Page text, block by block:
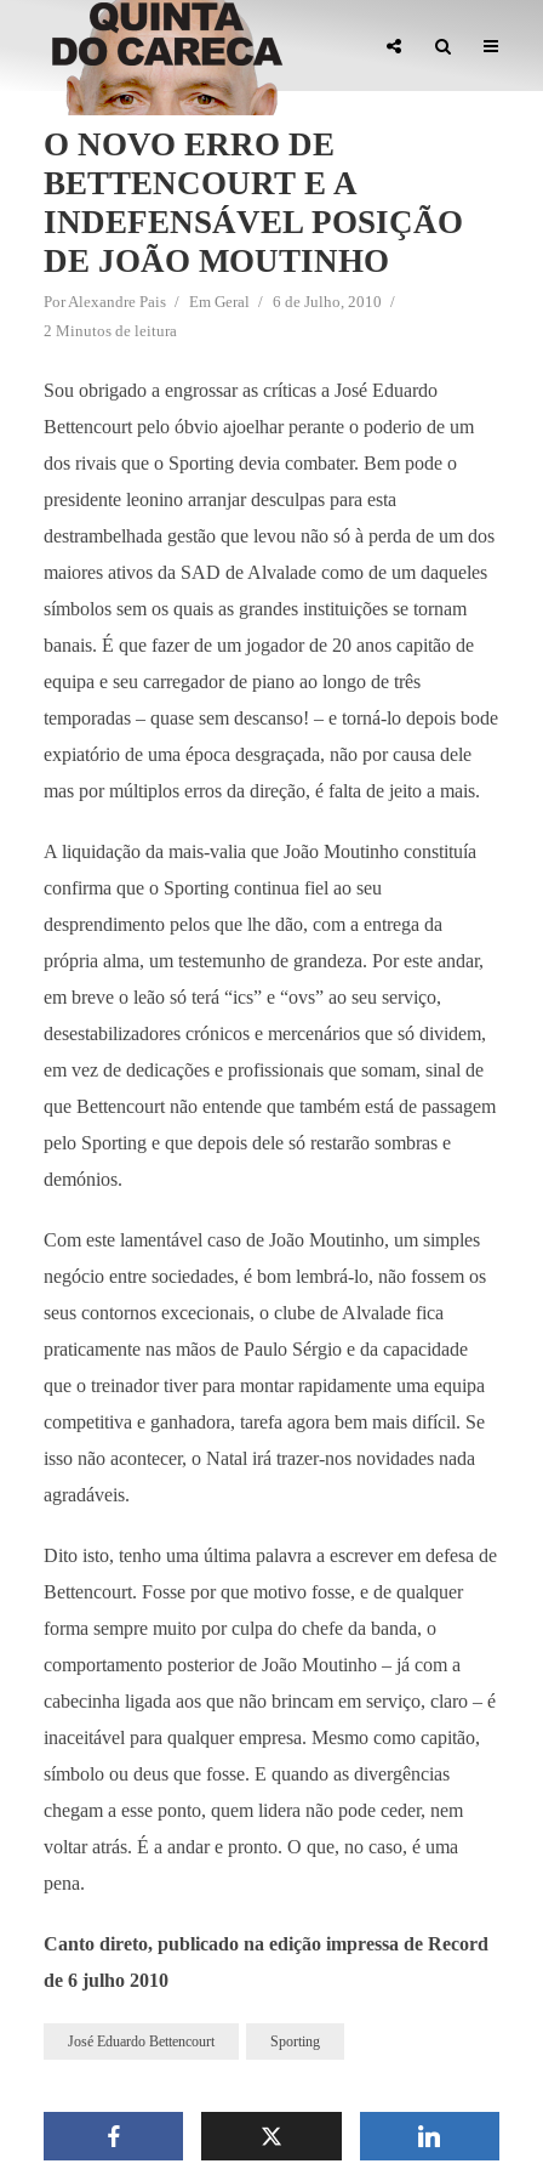
O NOVO ERRO DE
BETTENCOURT E A
INDEFENSÁVEL POSIÇÃO
DE JOÃO MOUTINHO
PorAlexandre Pais Em Geral
6 de Julho, 2010
2 Minutos de leitura
Sou obrigado a engrossar as críticas a José Eduardo
Bettencourt pelo óbvio ajoelhar perante o poderio de um
dos rivais que o Sporting devia combater. Bem pode o
presidente leonino arranjar desculpas para esta
destrambelhada gestão que levou não só à perda de um dos
maiores ativos da SAD de Alvalade como de um daqueles
símbolos sem os quais as grandes instituições se tornam
banais. É que fazer de um jogador de 20 anos capitão de
equipa e seu carregador de piano ao longo de três
temporadas – quase sem descanso! – e torná-lo depois bode
expiatório de uma época desgraçada, não por causa dele
mas por múltiplos erros da direção, é falta de jeito a mais.
A liquidação da mais-valia que João Moutinho constituía
confirma que o Sporting continua fiel ao seu
desprendimento pelos que lhe dão, com a entrega da
própria alma, um testemunho de grandeza. Por este andar,
em breve o leão só terá “ics” e “ovs” ao seu serviço,
desestabilizadores crónicos e mercenários que só dividem,
em vez de dedicações e profissionais que somam, sinal de
que Bettencourt não entende que também está de passagem
pelo Sporting e que depois dele só restarão sombras e
demónios.
Com este lamentável caso de João Moutinho, um simples
negócio entre sociedades, é bom lembrá-lo, não fossem os
seus contornos excecionais, o clube de Alvalade fica
praticamente nas mãos de Paulo Sérgio e da capacidade
que o treinador tiver para montar rapidamente uma equipa
competitiva e ganhadora, tarefa agora bem mais difícil. Se
isso não acontecer, o Natal irá trazer-nos novidades nada
agradáveis.
Dito isto, tenho uma última palavra a escrever em defesa de
Bettencourt. Fosse por que motivo fosse, e de qualquer
forma sempre muito por culpa do chefe da banda, o
comportamento posterior de João Moutinho – já com a
cabecinha ligada aos que não brincam em serviço, claro – é
inaceitável para qualquer empresa. Mesmo como capitão,
símbolo ou deus que fosse. E quando as divergências
chegam a esse ponto, quem lidera não pode ceder, nem
voltar atrás. É a andar e pronto. O que, no caso, é uma
pena.
Canto direto, publicado na edição impressa de Record
de 6 julho 2010
José Eduardo Bettencourt Sporting